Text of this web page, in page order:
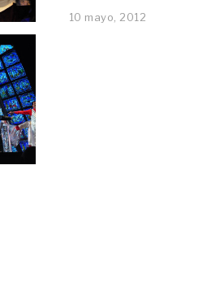
10 mayo, 2012